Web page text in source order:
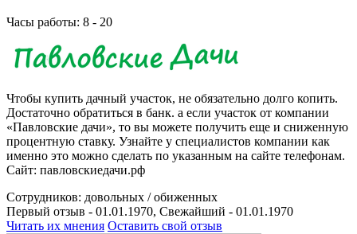
Часы работы: 8 - 20
Чтобы купить дачный участок, не обязательно долго копить.
Достаточно обратиться в банк. а если участок от компании
«Павловские дачи», то вы можете получить еще и сниженную
процентную ставку. Узнайте у специалистов компании как
именно это можно сделать по указанным на сайте телефонам.
Сайт: павловскиедачи.рф
Сотрудников: довольных /обиженных
Первый отзыв - 01.01.1970, Свежайший - 01.01.1970
Читать их мнения Оставить свой отзыв